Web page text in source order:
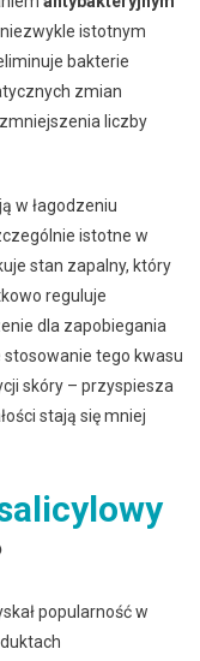
istotnym
bakterie
zmian
liczby
w łagodzeniu
istotne w
stan zapalny, który
reguluje
dla zapobiegania
tego kwasu
skóry – przyspiesza
stają się mniej
popularność w